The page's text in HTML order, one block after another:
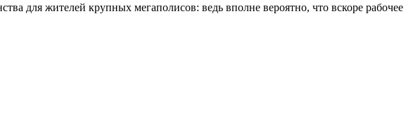
для жителей крупных мегаполисов: ведь вполне вероятно, что вскоре рабочее